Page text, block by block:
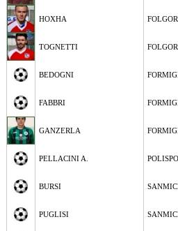
HOXHA
TOGNETTI
BEDOGNI
FABBRI
GANZERLA
PELLACINI A.
BURSI
PUGLISI